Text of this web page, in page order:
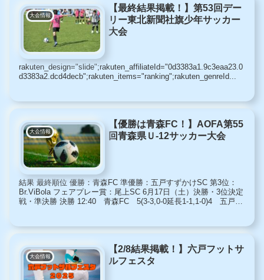
大会情報
【最終結果掲載！】第53回デー
リー東北新聞社旗少年サッカー
大会
rakuten_design="slide";rakuten_affiliateId="0d3383a1.9c3eaa23.0
d3383a2.dcd4decb";rakuten_items="ranking";rakuten_genreId...
大会情報
【優勝は青森FC！】AOFA第55
回青森県Ｕ-12サッカー大会
結果 最終順位 優勝：青森FC 準優勝：五戸すずかけSC 第3位：
Br.ViBola フェアプレー賞：尾上SC 6月17日（土）決勝・3位決定
戦・準決勝 決勝 12:40 青森FC 5(3-3,0-0延長1-1,1-0)4 五戸す
大会情報
【2/8結果掲載！】六戸フットサ
ルフェスタ